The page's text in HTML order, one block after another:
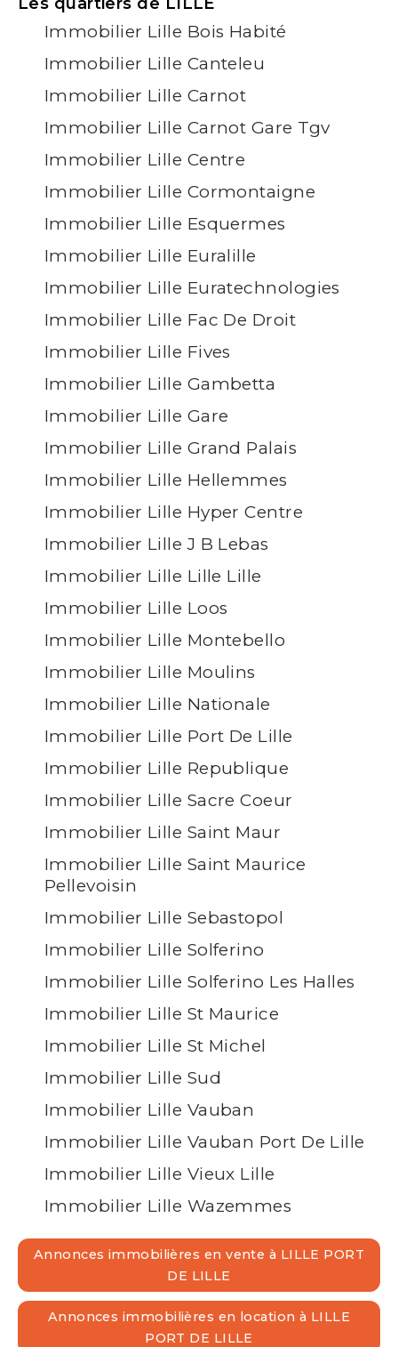
Immobilier Lille Bois Habité
Immobilier Lille Canteleu
Immobilier Lille Carnot
Immobilier Lille Carnot Gare Tgv
Immobilier Lille Centre
Immobilier Lille Cormontaigne
Immobilier Lille Esquermes
Immobilier Lille Euralille
Immobilier Lille Euratechnologies
Immobilier Lille Fac De Droit
Immobilier Lille Fives
Immobilier Lille Gambetta
Immobilier Lille Gare
Immobilier Lille Grand Palais
Immobilier Lille Hellemmes
Immobilier Lille Hyper Centre
Immobilier Lille J B Lebas
Immobilier Lille Lille Lille
Immobilier Lille Loos
Immobilier Lille Montebello
Immobilier Lille Moulins
Immobilier Lille Nationale
Immobilier Lille Port De Lille
Immobilier Lille Republique
Immobilier Lille Sacre Coeur
Immobilier Lille Saint Maur
Immobilier Lille Saint Maurice
Pellevoisin
Immobilier Lille Sebastopol
Immobilier Lille Solferino
Immobilier Lille Solferino Les Halles
Immobilier Lille St Maurice
Immobilier Lille St Michel
Immobilier Lille Sud
Immobilier Lille Vauban
Immobilier Lille Vauban Port De Lille
Immobilier Lille Vieux Lille
Immobilier Lille Wazemmes
Annonces immobilières en vente à LILLE PORT
DE LILLE
Annonces immobilières en location à LILLE
PORT DE LILLE